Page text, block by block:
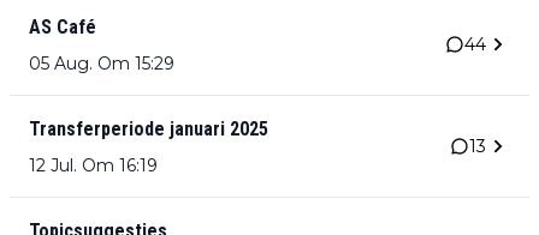
AS Café
05 Aug. Om 15:29
44
Transferperiode januari 2025
12 Jul. Om 16:19
13